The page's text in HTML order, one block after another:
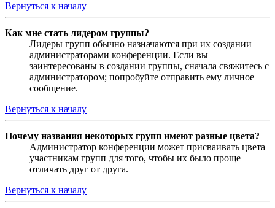
Вернуться к началу
Как мне стать лидером группы?
Лидеры групп обычно назначаются при их создании
администраторами конференции. Если вы
заинтересованы в создании группы, сначала свяжитесь с
администратором; попробуйте отправить ему личное
сообщение.
Вернуться к началу
Почему названия некоторых групп имеют разные цвета?
Администратор конференции может присваивать цвета
участникам групп для того, чтобы их было проще
отличать друг от друга.
Вернуться к началу